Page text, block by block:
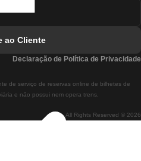
Lisboa A Braga
Braga A Lisboa All Rights Reserved © 2026
de serviço de reservas online de bilhetes de
e não possui nem opera trens.
ao Cliente
Declaração de Política de Privacidade